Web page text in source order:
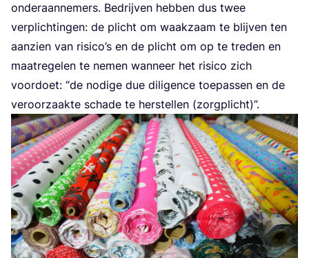
onder­aan­ne­mers. Bedrij­ven heb­ben dus twee
ver­plich­tin­gen: de plicht om waak­zaam te blij­ven ten
aan­zien van risi­co’s en de plicht om op te tre­den en
maat­re­ge­len te nemen wan­neer het risi­co zich
voor­doet: “de nodi­ge due dili­gen­ce toe­pas­sen en de
ver­oor­zaak­te scha­de te her­stel­len (zorg­plicht)”.